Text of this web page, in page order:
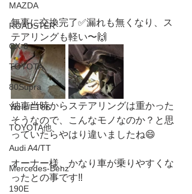
MAZDA
ROADSTER
CX-8
TOYOTA
80Supra
Yaris/FT86
TOYOTA他
Audi A4/TT
Mercedes-Benz
190E
無事に交換完了✅漏れも無くなり、ス
テアリングも軽い〜🙌
納車当時からステアリングは重かった
そうなので、こんなモノなのか？と思
っていたらやはり違いましたね😄
オーナー様、かなり車が乗りやすくな
ったとの事です‼️